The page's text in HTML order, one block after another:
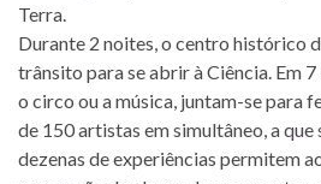
Terra.
Durante 2 noites, o centro histórico
trânsito para se abrir à Ciência. Em
o circo ou a música, juntam-se para
de 150 artistas em simultâneo, a
dezenas de experiências permitem